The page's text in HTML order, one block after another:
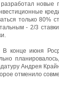
новые
только
- 2/3
конце июня
Андрея
отменило